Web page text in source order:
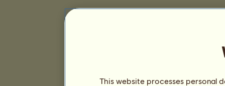
This website processes personal